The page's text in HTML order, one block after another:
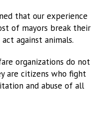
that our experience
of mayors break their
against animals.
organizations do not
are citizens who fight
and abuse of all